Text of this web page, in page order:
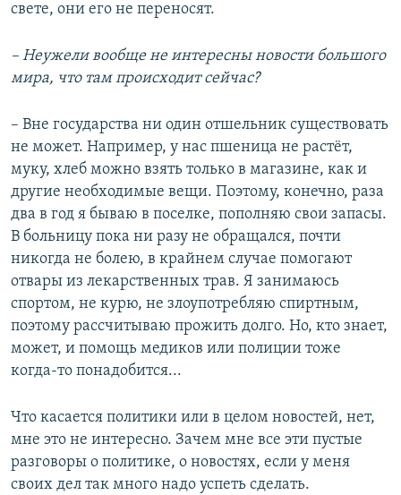
свете, они его не переносят.
– Неужели вообще не интересны новости большого
мира, что там происходит сейчас?
– Вне государства ни один отшельник существовать
не может. Например, у нас пшеница не растёт,
муку, хлеб можно взять только в магазине, как и
другие необходимые вещи. Поэтому, конечно, раза
два в год я бываю в поселке, пополняю свои запасы.
В больницу пока ни разу не обращался, почти
никогда не болею, в крайнем случае помогают
отвары из лекарственных трав. Я занимаюсь
спортом, не курю, не злоупотребляю спиртным,
поэтому рассчитываю прожить долго. Но, кто знает,
может, и помощь медиков или полиции тоже
когда-то понадобится...
Что касается политики или в целом новостей, нет,
мне это не интересно. Зачем мне все эти пустые
разговоры о политике, о новостях, если у меня
своих дел так много надо успеть сделать.